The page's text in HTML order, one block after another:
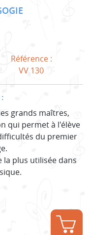
Référence :
VV 130
grands maîtres,
qui permet à l'élève
du premier
la plus utilisée dans